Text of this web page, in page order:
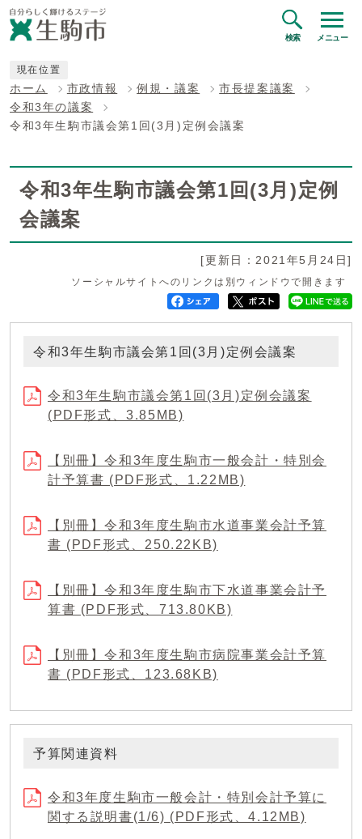
検索 メニュー
現在位置
ホーム 市政情報 例規・議案
市長提案議案
令和3年の議案
令和3年生駒市議会第1回(3月)定例会議案
令和3年生駒市議会第1回(3月)定例
会議案
[更新日：2021年5月24日]
ソーシャルサイトへのリンクは別ウィンドウで開きます
令和3年生駒市議会第1回(3月)定例会議案
令和3年生駒市議会第1回(3月)定例会議案
(PDF形式、3.85MB)
【別冊】令和3年度生駒市一般会計・特別会
計予算書 (PDF形式、1.22MB)
【別冊】令和3年度生駒市水道事業会計予算
書 (PDF形式、250.22KB)
【別冊】令和3年度生駒市下水道事業会計予
算書 (PDF形式、713.80KB)
【別冊】令和3年度生駒市病院事業会計予算
書 (PDF形式、123.68KB)
予算関連資料
令和3年度生駒市一般会計・特別会計予算に
関する説明書(1/6) (PDF形式、4.12MB)